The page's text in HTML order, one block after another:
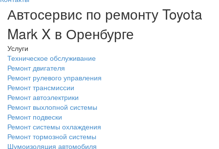
Автосервис по ремонту Toyota
Mark X в Оренбурге
Услуги
Техническое обслуживание
Ремонт двигателя
Ремонт рулевого управления
Ремонт трансмиссии
Ремонт автоэлектрики
Ремонт выхлопной системы
Ремонт подвески
Ремонт системы охлаждения
Ремонт тормозной системы
Шумоизоляция автомобиля